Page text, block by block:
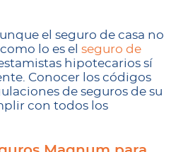
el seguro de casa no
lo es el seguro de
hipotecarios sí
Conocer los códigos
de seguros de su
con todos los